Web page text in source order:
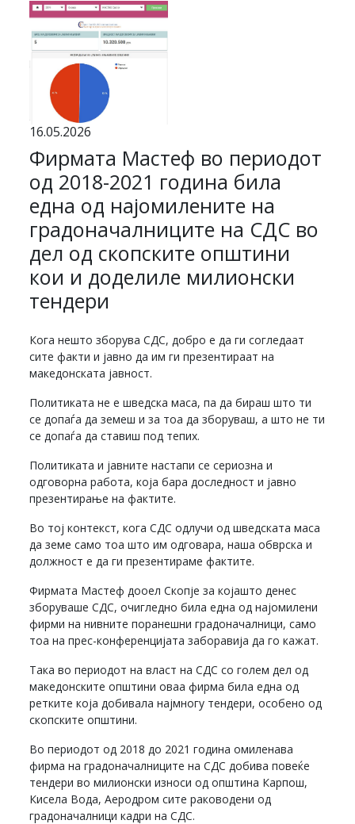
16.05.2026
Фирмата Мастеф во периодот
од 2018-2021 година била
една од најомилените на
градоначалниците на СДС во
дел од скопските општини
кои и доделиле милионски
тендери
Кога нешто зборува СДС, добро е да ги согледаат
сите факти и јавно да им ги презентираат на
македонската јавност.
Политиката не е шведска маса, па да бираш што ти
се допаѓа да земеш и за тоа да зборуваш, а што не ти
се допаѓа да ставиш под тепих.
Политиката и јавните настапи се сериозна и
одговорна работа, која бара доследност и јавно
презентирање на фактите.
Во тој контекст, кога СДС одлучи од шведската маса
да земе само тоа што им одговара, наша обврска и
должност е да ги презентираме фактите.
Фирмата Мастеф дооел Скопје за којашто денес
зборуваше СДС, очигледно била една од најомилени
фирми на нивните поранешни градоначалници, само
тоа на прес-конференцијата заборавија да го кажат.
Така во периодот на власт на СДС со голем дел од
македонските општини оваа фирма била една од
ретките која добивала најмногу тендери, особено од
скопските општини.
Во периодот од 2018 до 2021 година омиленава
фирма на градоначалниците на СДС добива повеќе
тендери во милионски износи од општина Карпош,
Кисела Вода, Аеродром сите раководени од
градоначалници кадри на СДС.